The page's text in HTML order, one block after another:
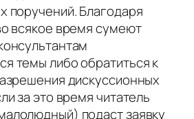
поручений. Благодаря
всякое время сумеют
темы либо обратиться к
дискуссионных
за это время читатель
подаст заявку